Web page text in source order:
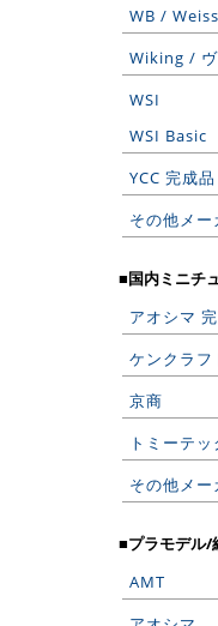
WB /
Wiking /
WSI
WSI Basic
YCC 完成品
その他メ
■国内ミニチ
アオシマ
ケンクラフ
京商
トミーテッ
その他メ
■プラモデル/
AMT